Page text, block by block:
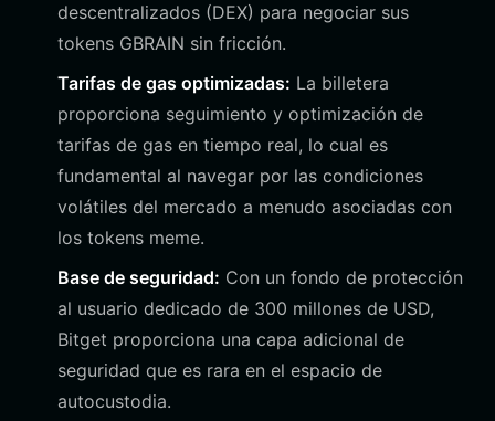
descentralizados (DEX) para negociar sus
tokens GBRAIN sin fricción.
Tarifas de gas optimizadas: La billetera
proporciona seguimiento y optimización de
tarifas de gas en tiempo real, lo cual es
fundamental al navegar por las condiciones
volátiles del mercado a menudo asociadas con
los tokens meme.
Base de seguridad: Con un fondo de protección
al usuario dedicado de 300 millones de USD,
Bitget proporciona una capa adicional de
seguridad que es rara en el espacio de
autocustodia.